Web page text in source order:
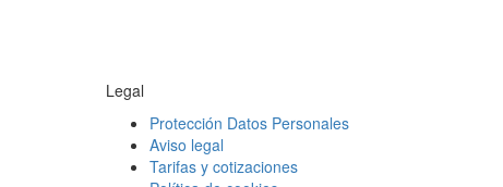
Legal
Protección Datos Personales
Aviso legal
Tarifas y cotizaciones